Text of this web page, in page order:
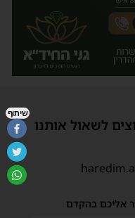
לשאול אותנו
אליכם בהקדם
שיתוף